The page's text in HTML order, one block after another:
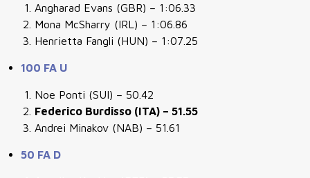
Angharad Evans (GBR) – 1:06.33
Mona McSharry (IRL) – 1:06.86
Henrietta Fangli (HUN) – 1:07.25
100 FA U
Noe Ponti (SUI) – 50.42
Federico Burdisso (ITA) – 51.55
Andrei Minakov (NAB) – 51.61
50 FA D